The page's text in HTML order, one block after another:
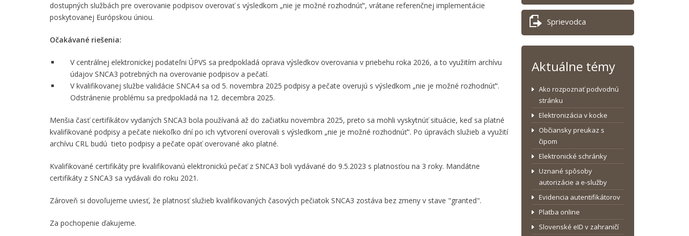
dostupných službách pre overovanie podpisov overovať s výsledkom „nie je možné rozhodnúť“, vrátane referenčnej implementácie
poskytovanej Európskou úniou.
Očakávané riešenia:
V centrálnej elektronickej podateľni ÚPVS sa predpokladá oprava výsledkov overovania v priebehu roka 2026, a to využitím archívu
údajov SNCA3 potrebných na overovanie podpisov a pečatí.
V kvalifikovanej službe validácie SNCA4 sa od 5. novembra 2025 podpisy a pečate overujú s výsledkom „nie je možné rozhodnúť“.
Odstránenie problému sa predpokladá na 12. decembra 2025.
Menšia časť certifikátov vydaných SNCA3 bola používaná až do začiatku novembra 2025, preto sa mohli vyskytnúť situácie, keď sa platné
kvalifikované podpisy a pečate niekoľko dní po ich vytvorení overovali s výsledkom „nie je možné rozhodnúť“. Po úpravách služieb a využití
archívu CRL budú tieto podpisy a pečate opäť overované ako platné.
Kvalifikované certifikáty pre kvalifikovanú elektronickú pečať z SNCA3 boli vydávané do 9.5.2023 s platnosťou na 3 roky. Mandátne
certifikáty z SNCA3 sa vydávali do roku 2021.
Zároveň si dovoľujeme uviesť, že platnosť služieb kvalifikovaných časových pečiatok SNCA3 zostáva bez zmeny v stave "granted".
Za pochopenie ďakujeme.
Sprievodca
Aktuálne témy
Ako rozpoznať podvodnú
stránku
Elektronizácia v kocke
Občiansky preukaz s
čipom
Elektronické schránky
Uznané spôsoby
autorizácie a e-služby
Evidencia autentifikátorov
Platba online
Slovenské eID v zahraničí